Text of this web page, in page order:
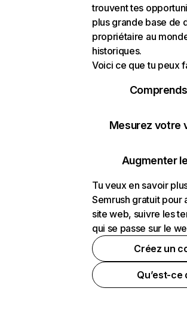
trouvent tes
plus grande base de
propriétaire au
historiques.
Voici ce que tu peux
Mesurez votre
Augmenter
Tu veux en savoir
Semrush gratuit
site web, suivre les
qui se passe sur le
Créez un
Qu’est-ce